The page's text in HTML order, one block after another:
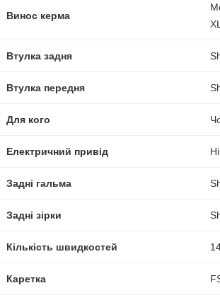
Винос керма
Втулка задня
Втулка передня
Для кого
Електричний привід Ні
Задні гальма
Задні зірки
Кількість швидкостей
Каретка